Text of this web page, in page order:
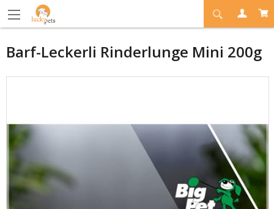
Barf-Leckerli Rinderlunge Mini 200g